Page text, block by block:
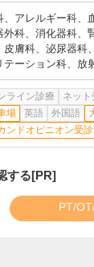
、 アレルギー科、
外科、 消化器科、
皮膚科、 泌尿器科、
テーション科、 放
ライン診療 ネット
場
英語 外国語
ンドオピニオン受
する[PR]
PT/